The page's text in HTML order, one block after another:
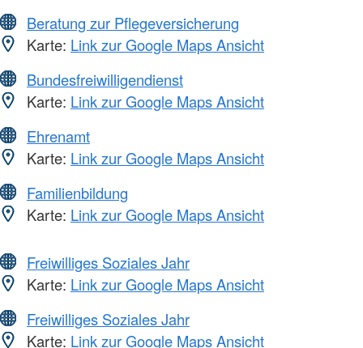
Beratung zur Pflegeversicherung
Karte: Link zur Google Maps Ansicht
Bundesfreiwilligendienst
Karte: Link zur Google Maps Ansicht
Ehrenamt
Karte: Link zur Google Maps Ansicht
Familienbildung
Karte: Link zur Google Maps Ansicht
Freiwilliges Soziales Jahr
Karte: Link zur Google Maps Ansicht
Freiwilliges Soziales Jahr
Karte: Link zur Google Maps Ansicht